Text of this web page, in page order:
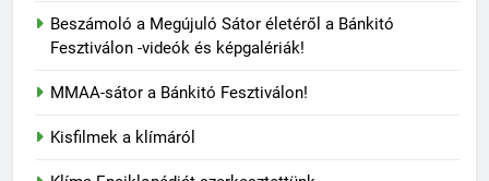
Beszámoló a Megújuló Sátor életéről a Bánkitó
Fesztiválon -videók és képgalériák!
MMAA-sátor a Bánkitó Fesztiválon!
Kisfilmek a klímáról